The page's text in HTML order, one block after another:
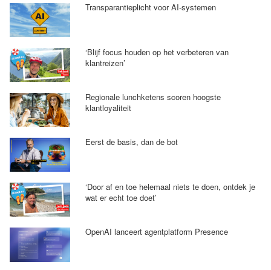
Transparantieplicht voor AI-systemen
‘Blijf focus houden op het verbeteren van
klantreizen’
Regionale lunchketens scoren hoogste
klantloyaliteit
Eerst de basis, dan de bot
‘Door af en toe helemaal niets te doen, ontdek je
wat er echt toe doet’
OpenAI lanceert agentplatform Presence